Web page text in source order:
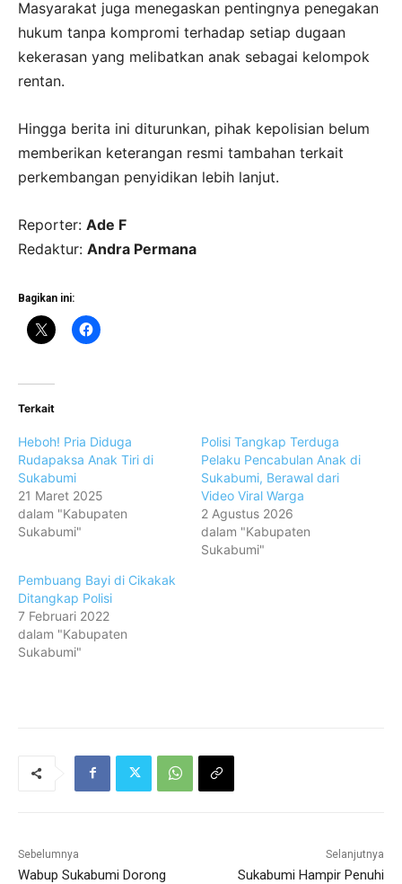
Masyarakat juga menegaskan pentingnya penegakan
hukum tanpa kompromi terhadap setiap dugaan
kekerasan yang melibatkan anak sebagai kelompok
rentan.
Hingga berita ini diturunkan, pihak kepolisian belum
memberikan keterangan resmi tambahan terkait
perkembangan penyidikan lebih lanjut.
Reporter: Ade F
Redaktur: Andra Permana
Bagikan ini:
Terkait
Heboh! Pria Diduga
Rudapaksa Anak Tiri di
Sukabumi
21 Maret 2025
dalam "Kabupaten
Sukabumi"
Polisi Tangkap Terduga
Pelaku Pencabulan Anak di
Sukabumi, Berawal dari
Video Viral Warga
2 Agustus 2026
dalam "Kabupaten
Sukabumi"
Pembuang Bayi di Cikakak
Ditangkap Polisi
7 Februari 2022
dalam "Kabupaten
Sukabumi"
Sebelumnya
Wabup Sukabumi Dorong
Selanjutnya
Sukabumi Hampir Penuhi